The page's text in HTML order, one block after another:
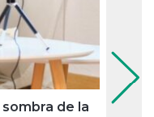
sombra de la